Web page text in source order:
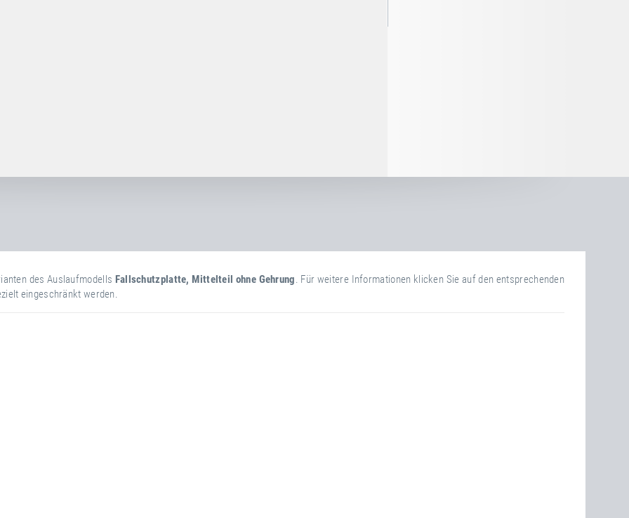
des Auslaufmodells Fallschutzplatte, Mittelteil ohne Gehrung. Für weitere Informationen klicken Sie auf den entsprechenden
eingeschränkt werden.